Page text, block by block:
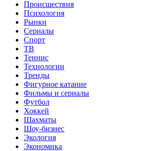
Происшествия
Психология
Рынки
Сериалы
Спорт
ТВ
Теннис
Технологии
Тренды
Фигурное катание
Фильмы и сериалы
Футбол
Хоккей
Шахматы
Шоу-бизнес
Экология
Экономика